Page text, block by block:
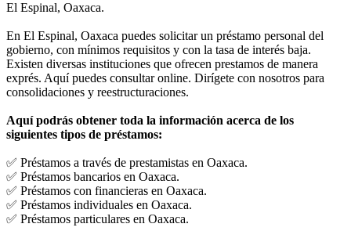
El Espinal, Oaxaca.
En El Espinal, Oaxaca puedes solicitar un préstamo personal del
gobierno, con mínimos requisitos y con la tasa de interés baja.
Existen diversas instituciones que ofrecen prestamos de manera
exprés. Aquí puedes consultar online. Dirígete con nosotros para
consolidaciones y reestructuraciones.
Aquí podrás obtener toda la información acerca de los
siguientes tipos de préstamos:
✅ Préstamos a través de prestamistas en Oaxaca.
✅ Préstamos bancarios en Oaxaca.
✅ Préstamos con financieras en Oaxaca.
✅ Préstamos individuales en Oaxaca.
✅ Préstamos particulares en Oaxaca.